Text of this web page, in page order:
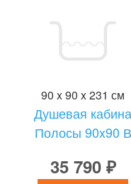
90 x 90 x 231 см
Душевая кабина
Полосы 90x90 В
35 790 ₽